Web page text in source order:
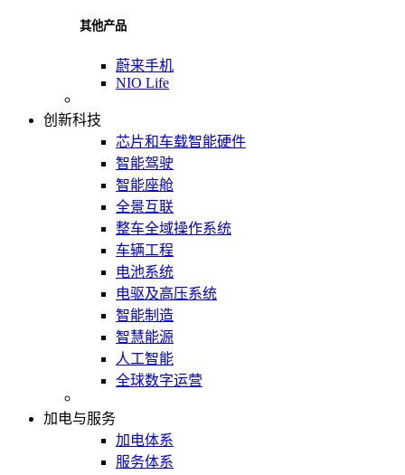
其他产品
蔚来手机
NIO Life
创新科技
芯片和车载智能硬件
智能驾驶
智能座舱
全景互联
整车全域操作系统
车辆工程
电池系统
电驱及高压系统
智能制造
智慧能源
人工智能
全球数字运营
加电与服务
加电体系
服务体系